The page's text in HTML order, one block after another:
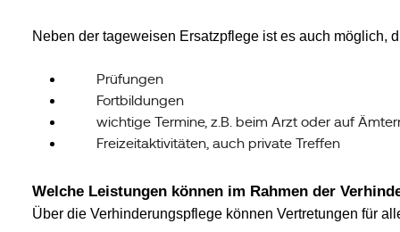
Neben der tageweisen Ersatzpflege ist es auch möglich,
Prüfungen
Fortbildungen
wichtige Termine, z.B. beim Arzt oder auf
Freizeitaktivitäten, auch private Treffen
Welche Leistungen können im Rahmen der
Über die Verhinderungspflege können Vertretungen für